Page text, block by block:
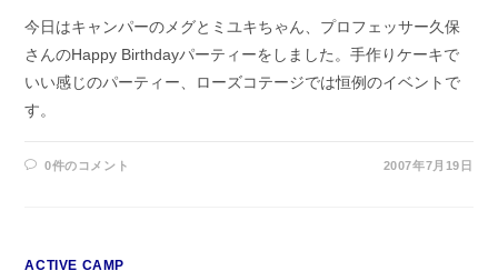
今日はキャンパーのメグとミユキちゃん、プロフェッサー久保
さんのHappy Birthdayパーティーをしました。手作りケーキで
いい感じのパーティー、ローズコテージでは恒例のイベントで
す。
0件のコメント 2007年7月19日
ACTIVE CAMP